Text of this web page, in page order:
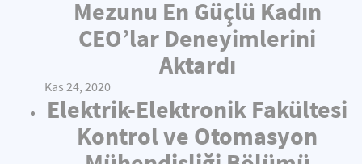
Mezunu En Güçlü Kadın
CEO’lar Deneyimlerini
Aktardı
Kas 24, 2020
Elektrik-Elektronik Fakültesi
Kontrol ve Otomasyon